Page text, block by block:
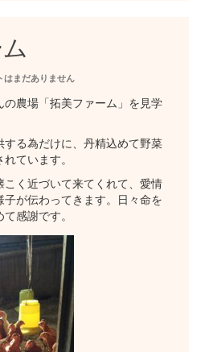
はまだありません
農場「拓美ファーム」を見学
る為だけに、丹精込めて野菜
ています。
こく近づいて来てくれて、愛情
が伝わってきます。日々命を
感謝です。